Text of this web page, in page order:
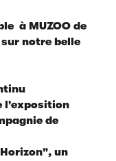
à MUZOO de
notre belle
l'exposition
de
un